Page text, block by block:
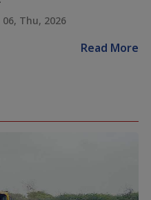
Thu, 2026
Read More